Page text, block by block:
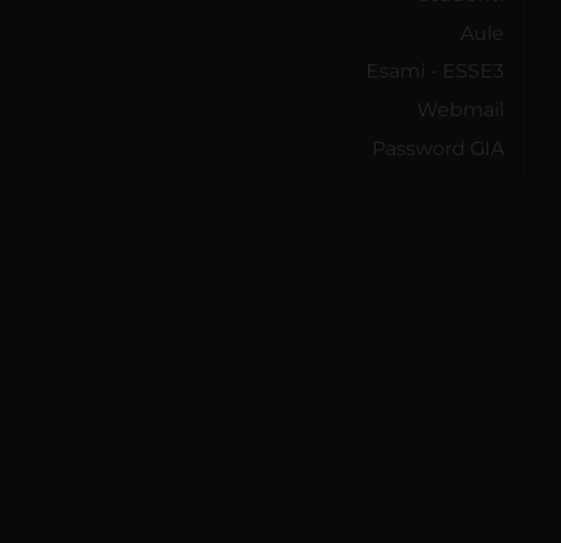
Aule
Esami - ESSE3
Webmail
Password GIA